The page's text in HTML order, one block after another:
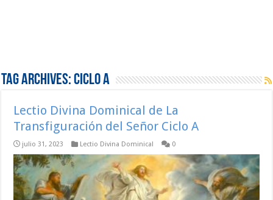
Tag Archives:Ciclo A
Lectio Divina Dominical de La
Transfiguración del Señor Ciclo A
julio 31, 2023 Lectio Divina Dominical 0